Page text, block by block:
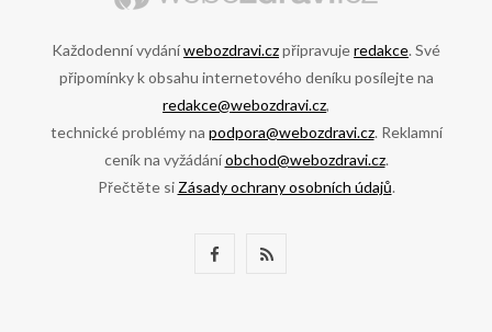
Každodenní vydáníwebozdravi.czpřipravujeredakce. Své
připomínky k obsahu internetového deníku posílejte na
redakce@webozdravi.cz,
technické problémy na podpora@webozdravi.cz. Reklamní
ceník na vyžádáníobchod@webozdravi.cz.
Přečtěte siZásady ochrany osobních údajů.
R